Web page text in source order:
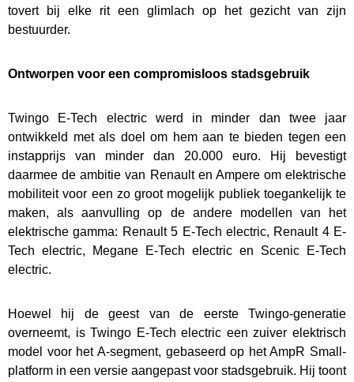
tovert bij elke rit een glimlach op het gezicht van zijn
bestuurder.
Ontworpen voor een compromisloos stadsgebruik
Twingo E-Tech electric werd in minder dan twee jaar
ontwikkeld met als doel om hem aan te bieden tegen een
instapprijs van minder dan 20.000 euro. Hij bevestigt
daarmee de ambitie van Renault en Ampere om elektrische
mobiliteit voor een zo groot mogelijk publiek toegankelijk te
maken, als aanvulling op de andere modellen van het
elektrische gamma: Renault 5 E-Tech electric, Renault 4 E-
Tech electric, Megane E-Tech electric en Scenic E-Tech
electric.
Hoewel hij de geest van de eerste Twingo-generatie
overneemt, is Twingo E-Tech electric een zuiver elektrisch
model voor het A-segment, gebaseerd op het AmpR Small-
platform in een versie aangepast voor stadsgebruik. Hij toont